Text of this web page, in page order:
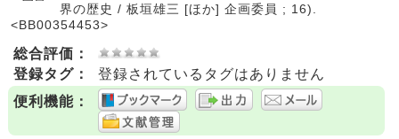
界の歴史 / 板垣雄三 [ほか] 企画委員 ; 16).
<BB00354453>
総合評価：
登録タグ：
登録されているタグはありません
便利機能：